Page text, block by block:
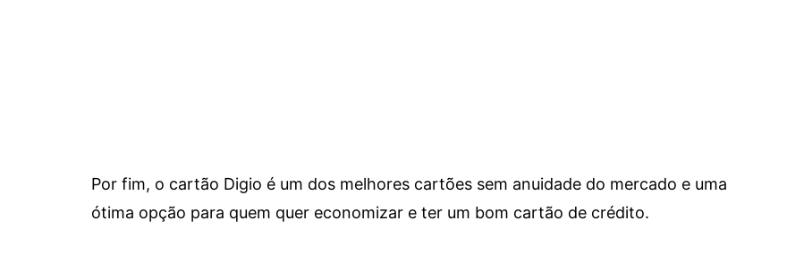
Por fim, o cartão Digio é um dos melhores cartões sem anuidade do mercado e uma
ótima opção para quem quer economizar e ter um bom cartão de crédito.